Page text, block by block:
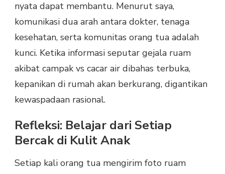
nyata dapat membantu. Menurut saya,
komunikasi dua arah antara dokter, tenaga
kesehatan, serta komunitas orang tua adalah
kunci. Ketika informasi seputar gejala ruam
akibat campak vs cacar air dibahas terbuka,
kepanikan di rumah akan berkurang, digantikan
kewaspadaan rasional.
Refleksi: Belajar dari Setiap
Bercak di Kulit Anak
Setiap kali orang tua mengirim foto ruam